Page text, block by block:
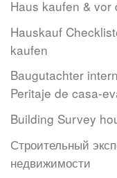
Haus kaufen &
Hauskauf
kaufen
Baugutachter
Peritaje de casa-
Building Survey
Строительный
недвижимости